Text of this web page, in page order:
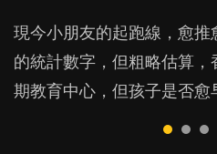
現今小朋友的起跑線，愈
的統計數字，但粗略估算
期教育中心，但孩子是否
由美國學者所創的 tools of
戲方式學習，學術能力和
友優勝，到底這課程有何特
鬱，影響日常生活，嚴重的
朋友的念頭。但為何爸爸
覺？...
許多媽媽心底可能都有一
是在職好。雖說每個家庭
因素，但原來全職和在職媽
成吮手指的習慣，大個就很
他們放東西入口，隨時會